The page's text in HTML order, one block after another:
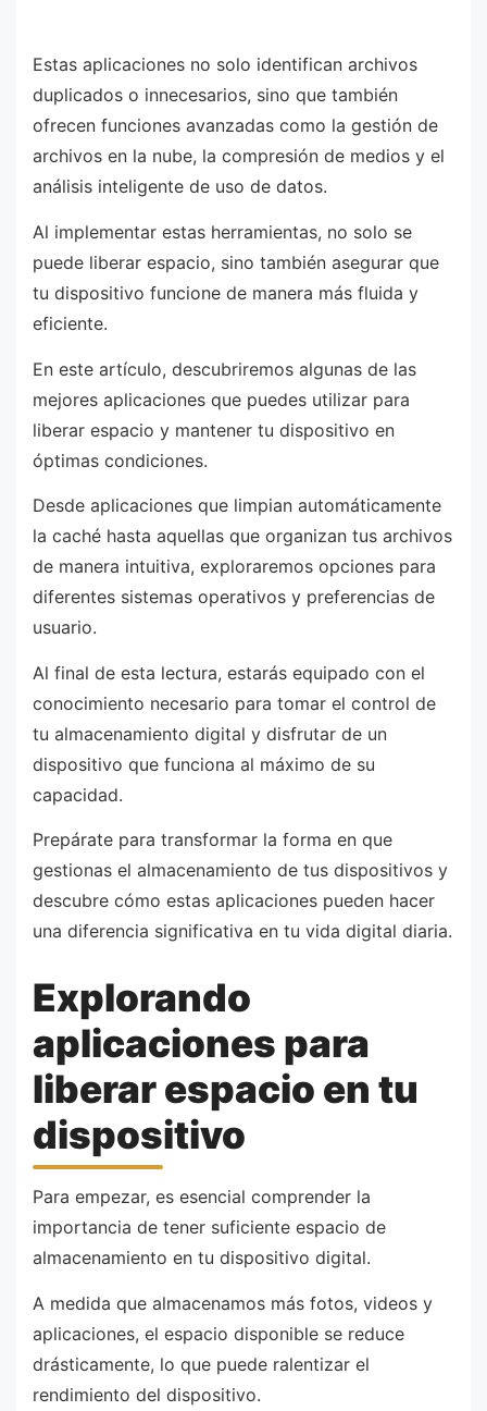
Estas aplicaciones no solo identifican archivos
duplicados o innecesarios, sino que también
ofrecen funciones avanzadas como la gestión de
archivos en la nube, la compresión de medios y el
análisis inteligente de uso de datos.
Al implementar estas herramientas, no solo se
puede liberar espacio, sino también asegurar que
tu dispositivo funcione de manera más fluida y
eficiente.
En este artículo, descubriremos algunas de las
mejores aplicaciones que puedes utilizar para
liberar espacio y mantener tu dispositivo en
óptimas condiciones.
Desde aplicaciones que limpian automáticamente
la caché hasta aquellas que organizan tus archivos
de manera intuitiva, exploraremos opciones para
diferentes sistemas operativos y preferencias de
usuario.
Al final de esta lectura, estarás equipado con el
conocimiento necesario para tomar el control de
tu almacenamiento digital y disfrutar de un
dispositivo que funciona al máximo de su
capacidad.
Prepárate para transformar la forma en que
gestionas el almacenamiento de tus dispositivos y
descubre cómo estas aplicaciones pueden hacer
una diferencia significativa en tu vida digital diaria.
Explorando
aplicaciones para
liberar espacio en tu
dispositivo
Para empezar, es esencial comprender la
importancia de tener suficiente espacio de
almacenamiento en tu dispositivo digital.
A medida que almacenamos más fotos, videos y
aplicaciones, el espacio disponible se reduce
drásticamente, lo que puede ralentizar el
rendimiento del dispositivo.